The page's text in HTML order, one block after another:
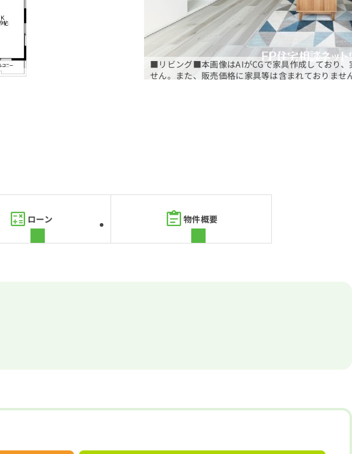
■リビング■本画像はAIがCGで家具作成しており
せん。また、販売価格に家具等は含まれておりませ
ローン 物件概要